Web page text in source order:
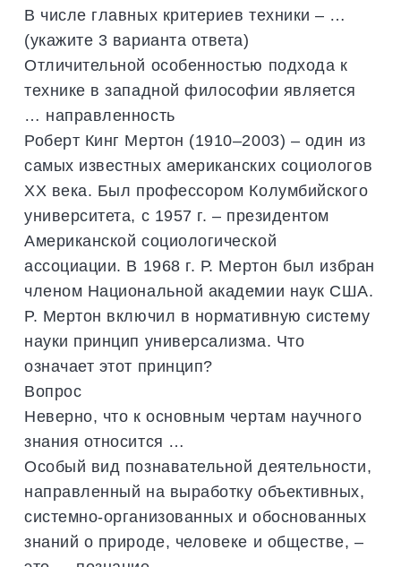
В числе главных критериев техники – …
(укажите 3 варианта ответа)
Отличительной особенностью подхода к
технике в западной философии является
… направленность
Роберт Кинг Мертон (1910–2003) – один из
самых известных американских социологов
ХХ века. Был профессором Колумбийского
университета, с 1957 г. – президентом
Американской социологической
ассоциации. В 1968 г. Р. Мертон был избран
членом Национальной академии наук США.
Р. Мертон включил в нормативную систему
науки принцип универсализма. Что
означает этот принцип?
Вопрос
Неверно, что к основным чертам научного
знания относится …
Особый вид познавательной деятельности,
направленный на выработку объективных,
системно-организованных и обоснованных
знаний о природе, человеке и обществе, –